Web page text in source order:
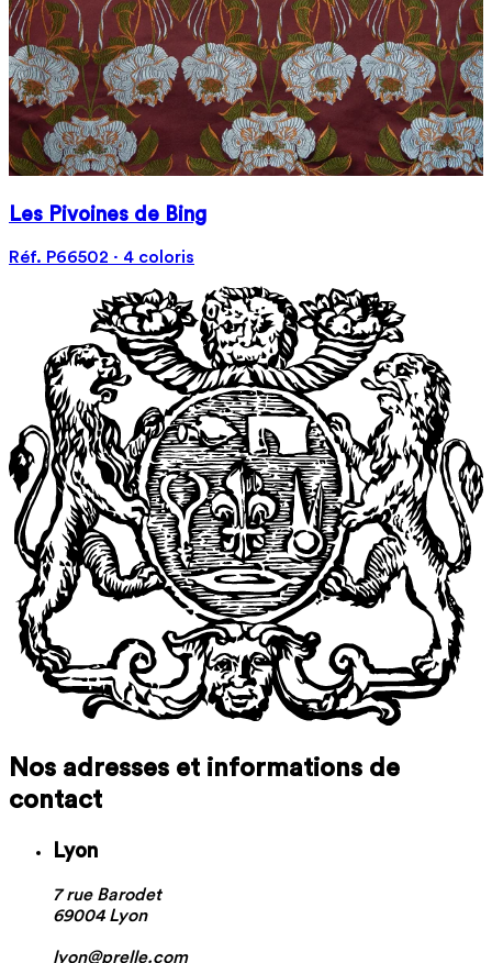
Les Pivoines de Bing
Réf. P66502 · 4 coloris
Nos adresses et informations de
contact
Lyon
7 rue Barodet
69004 Lyon
lyon@prelle.com